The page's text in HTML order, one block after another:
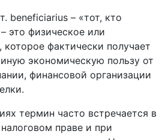
beneficiarius – «тот, кто
это физическое или
фактически получает
экономическую пользу от
финансовой организации
термин часто встречается в
праве и при